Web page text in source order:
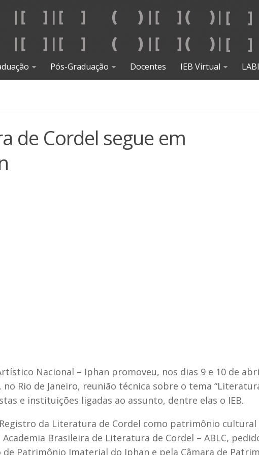
Pós-Graduação Docentes IEB Virtual
de Cordel segue em
Nacional – Iphan promoveu, nos dias 9 e 10 de
no Rio de Janeiro, reunião técnica sobre o tema
e instituições ligadas ao assunto, dentre elas o IEB.
da Literatura de Cordel como patrimônio cultural
Brasileira de Literatura de Cordel – ABLC,
Patrimônio Imaterial do Iphan e pela Câmara de
60 anos